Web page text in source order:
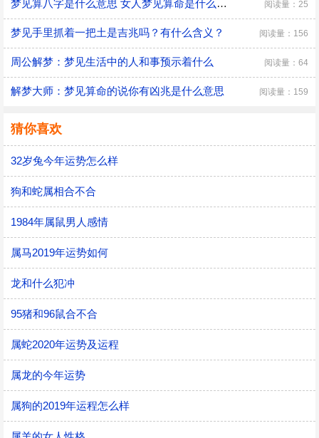
梦见算八字是什么意思 女人梦见算命是什么预兆 阅读量：25
梦见手里抓着一把土是吉兆吗？有什么含义？ 阅读量：156
周公解梦：梦见生活中的人和事预示着什么 阅读量：64
解梦大师：梦见算命的说你有凶兆是什么意思 阅读量：159
猜你喜欢
32岁兔今年运势怎么样
狗和蛇属相合不合
1984年属鼠男人感情
属马2019年运势如何
龙和什么犯冲
95猪和96鼠合不合
属蛇2020年运势及运程
属龙的今年运势
属狗的2019年运程怎么样